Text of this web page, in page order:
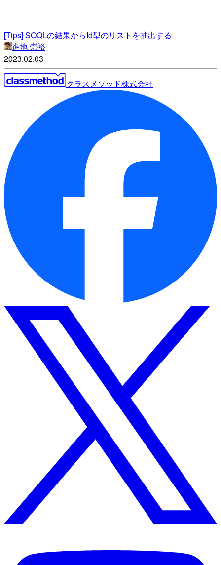
[Tips] SOQLの結果からId型のリストを抽出する
進地 崇裕
2023.02.03
クラスメソッド株式会社